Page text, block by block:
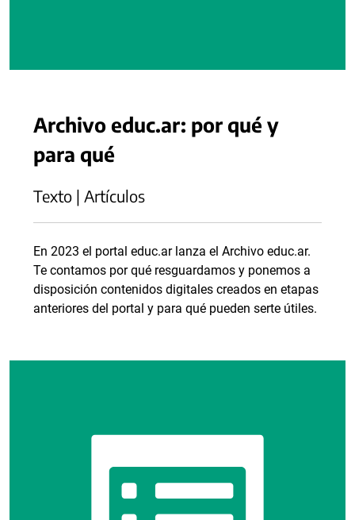
Archivo educ.ar: por qué y
para qué
Texto | Artículos
En 2023 el portal educ.ar lanza el Archivo educ.ar.
Te contamos por qué resguardamos y ponemos a
disposición contenidos digitales creados en etapas
anteriores del portal y para qué pueden serte útiles.